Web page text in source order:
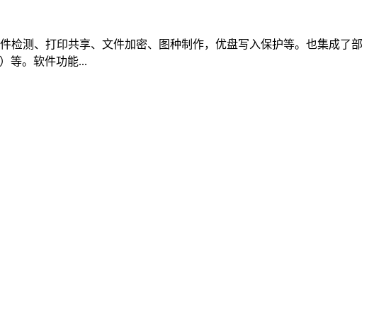
检测、打印共享、文件加密、图种制作，优盘写入保护等。也集成了部
等。软件功能...